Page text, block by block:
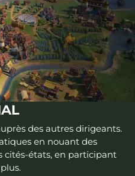
des autres dirigeants.
en nouant des
cités-états, en participant